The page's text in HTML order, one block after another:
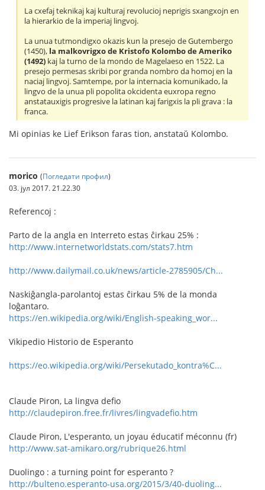
La cxefaj teknikaj kaj kulturaj revolucioj neprigis sxangxojn en
la hierarkio de la imperiaj lingvoj.
La unua tutmondigxo okazis kun la presejo de Gutembergo
(1450), la malkovrigxo de Kristofo Kolombo de Ameriko
(1492) kaj la turno de la mondo de Magelaeso en 1522. La
presejo permesas skribi por granda nombro da homoj en la
naciaj lingvoj. Samtempe, por la internacia komunikado, la
lingvo de la unua pli popolita okcidenta euxropa regno
anstatauxigis progresive la latinan kaj farigxis la pli grava : la
franca.
Mi opinias ke Lief Erikson faras tion, anstataŭ Kolombo.
morico (Погледати профил)
03. јул 2017. 21.22.30
Referencoj :
Parto de la angla en Interreto estas ĉirkau 25% :
http://www.internetworldstats.com/stats7.htm
http://www.dailymail.co.uk/news/article-2785905/Ch...
Naskiĝangla-parolantoj estas ĉirkau 5% de la monda
loĝantaro.
https://en.wikipedia.org/wiki/English-speaking_wor...
Vikipedio Historio de Esperanto
https://eo.wikipedia.org/wiki/Persekutado_kontra%C...
Claude Piron, La lingva defio
http://claudepiron.free.fr/livres/lingvadefio.htm
Claude Piron, L'esperanto, un joyau éducatif méconnu (fr)
http://www.sat-amikaro.org/rubrique26.html
Duolingo : a turning point for esperanto ?
http://bulteno.esperanto-usa.org/2015/3/40-duoling...